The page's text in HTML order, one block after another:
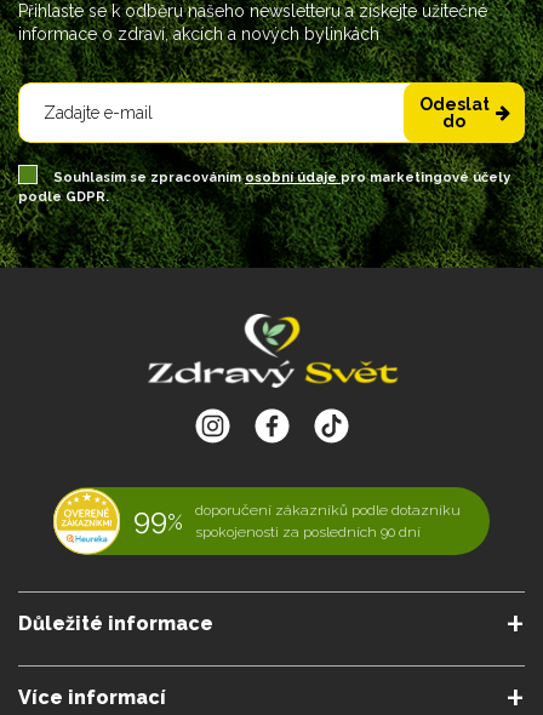
Přihlaste se k odběru našeho newsletteru a získejte užitečné
informace o zdraví, akcích a nových bylinkách
Odeslat
do
Souhlasím se zpracovánímosobní údajepro marketingové účely
podle GDPR.
99%
doporučení zákazníků podle dotazníku
spokojenosti za posledních 90 dní
Důležité informace
Více informací